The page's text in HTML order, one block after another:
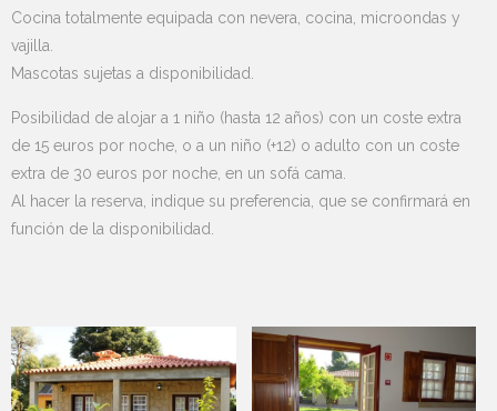
Cocina totalmente equipada con nevera, cocina, microondas y
vajilla.
Mascotas sujetas a disponibilidad.
Posibilidad de alojar a 1 niño (hasta 12 años) con un coste extra
de 15 euros por noche, o a un niño (+12) o adulto con un coste
extra de 30 euros por noche, en un sofá cama.
Al hacer la reserva, indique su preferencia, que se confirmará en
función de la disponibilidad.